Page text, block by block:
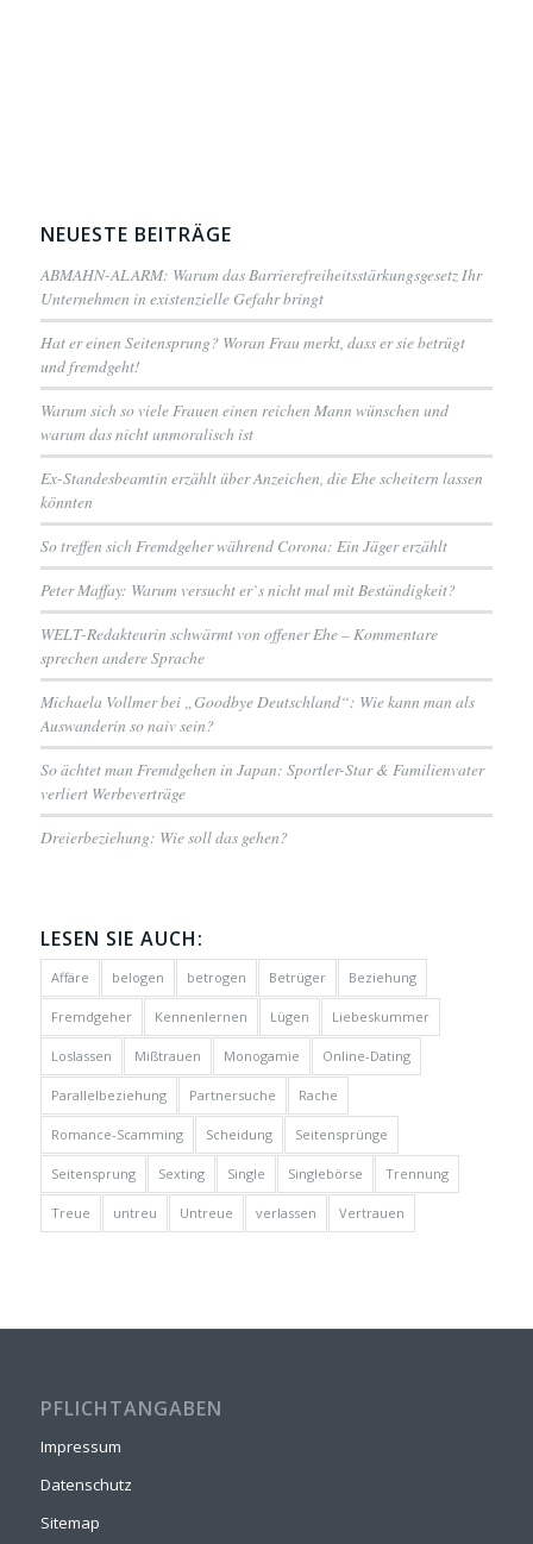
NEUESTE BEITRÄGE
ABMAHN-ALARM: Warum das Barrierefreiheitsstärkungsgesetz Ihr
Unternehmen in existenzielle Gefahr bringt
Hat er einen Seitensprung? Woran Frau merkt, dass er sie betrügt
und fremdgeht!
Warum sich so viele Frauen einen reichen Mann wünschen und
warum das nicht unmoralisch ist
Ex-Standesbeamtin erzählt über Anzeichen, die Ehe scheitern lassen
könnten
So treffen sich Fremdgeher während Corona: Ein Jäger erzählt
Peter Maffay: Warum versucht er`s nicht mal mit Beständigkeit?
WELT-Redakteurin schwärmt von offener Ehe – Kommentare
sprechen andere Sprache
Michaela Vollmer bei „Goodbye Deutschland“: Wie kann man als
Auswanderin so naiv sein?
So ächtet man Fremdgehen in Japan: Sportler-Star & Familienvater
verliert Werbeverträge
Dreierbeziehung: Wie soll das gehen?
LESEN SIE AUCH:
Affäre belogen betrogen Betrüger Beziehung
Fremdgeher Kennenlernen Lügen Liebeskummer
Loslassen Mißtrauen Monogamie Online-Dating
Parallelbeziehung Partnersuche Rache
Romance-Scamming Scheidung Seitensprünge
Seitensprung Sexting Single Singlebörse Trennung
Treue untreu Untreue verlassen Vertrauen
PFLICHTANGABEN
Impressum
Datenschutz
Sitemap